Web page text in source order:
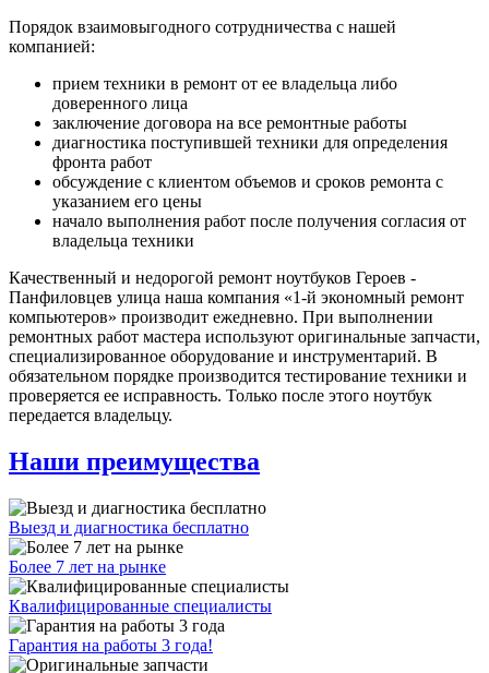
Порядок взаимовыгодного сотрудничества с нашей
компанией:
прием техники в ремонт от ее владельца либо
доверенного лица
заключение договора на все ремонтные работы
диагностика поступившей техники для определения
фронта работ
обсуждение с клиентом объемов и сроков ремонта с
указанием его цены
начало выполнения работ после получения согласия от
владельца техники
Качественный и недорогой ремонт ноутбуков Героев -
Панфиловцев улица наша компания «1-й экономный ремонт
компьютеров» производит ежедневно. При выполнении
ремонтных работ мастера используют оригинальные запчасти,
специализированное оборудование и инструментарий. В
обязательном порядке производится тестирование техники и
проверяется ее исправность. Только после этого ноутбук
передается владельцу.
Наши преимущества
Выезд и диагностика бесплатно
Более 7 лет на рынке
Квалифицированные специалисты
Гарантия на работы 3 года!